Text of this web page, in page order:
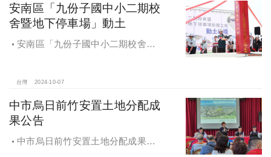
安南區「九份子國中小二期校
舍暨地下停車場」動土
安南區「九份子國中小二期校舍暨
台灣 2024-10-07
中市烏日前竹安置土地分配成
果公告
中市烏日前竹安置土地分配成果公